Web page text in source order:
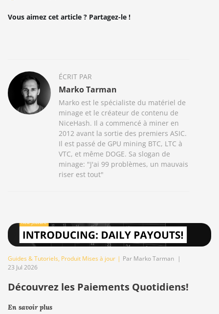
Vous aimez cet article ? Partagez-le !
ÉCRIT PAR
Marko Tarman
Marko est le spécialiste du matériel de
minage et le créateur de contenu de
NiceHash. Il a commencé à miner en
2012 avant la sortie des premiers ASIC.
Il est passé de GPU mining BTC, LTC à
VTC, et même DOGE. Sa slogan de
minage: "J'ai 99 problèmes, un mauvais
riser est tout"
Guides & Tutoriels, Produit Mises à jour | Par Marko Tarman |
23 Jul 2026
Découvrez les Paiements Quotidiens!
En savoir plus